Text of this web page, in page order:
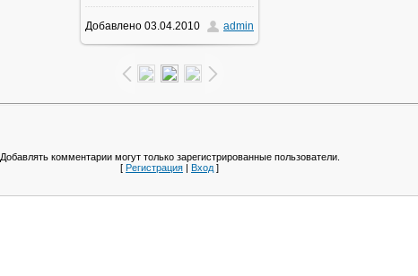
1280x1024/ 274.9Kb
Добавлено 03.04.2010 admin
Добавлять комментарии могут только зарегистрированные пользователи.
[ Регистрация | Вход ]